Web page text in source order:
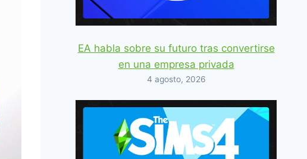
EA habla sobre su futuro tras convertirse
en una empresa privada
4 agosto, 2026